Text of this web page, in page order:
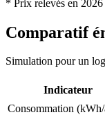
* Prix relevés en 2026
Comparatif
Simulation pour un
Indicateur
Consommation